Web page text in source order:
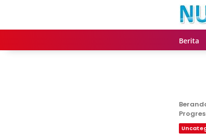
Berita